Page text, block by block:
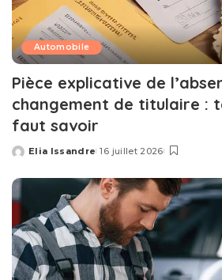
Automobile
Pièce explicative de
changement de titulaire :
faut savoir
Posted
Elia Issandre 16 juillet 2026